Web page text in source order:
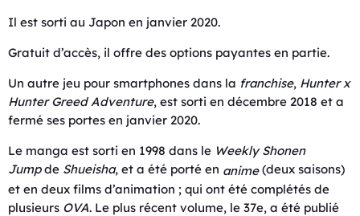
Il est sorti au Japon en janvier 2020.
Gratuit d’accès, il offre des options payantes en partie.
Un autre jeu pour smartphones dans la franchise, Hunter x
HunterGreed Adventure, est sorti en décembre 2018 et a
fermé ses portes en janvier 2020.
Le manga est sorti en 1998 dans le Weekly Shonen
Jumpde Shueisha, et a été porté en anime(deux saisons)
et en deux films d’animation ; qui ont été complétés de
plusieurs OVA. Le plus récent volume, le 37e, a été publié